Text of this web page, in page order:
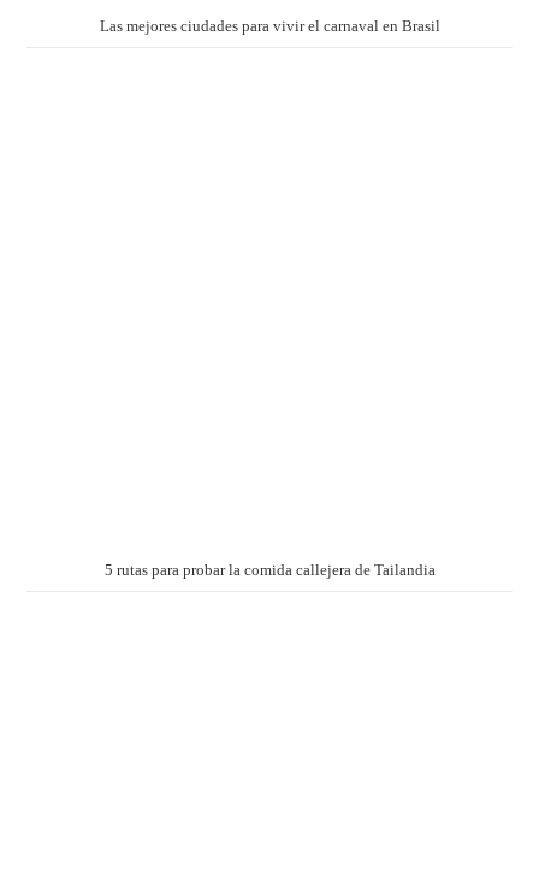
Las mejores ciudades para vivir el carnaval en Brasil
5 rutas para probar la comida callejera de Tailandia